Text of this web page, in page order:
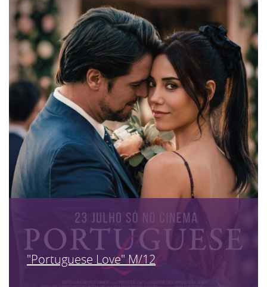
"Portuguese Love" M/12